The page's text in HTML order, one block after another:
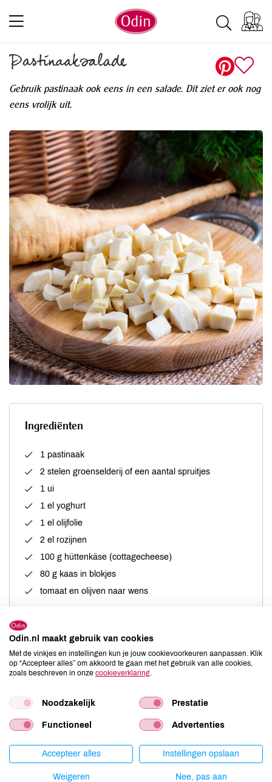
Pastinaaksalade
Gebruik pastinaak ook eens in een salade. Dit ziet er ook nog
eens vrolijk uit.
Ingrediënten
1 pastinaak
2 stelen groenselderij of een aantal spruitjes
1 ui
1 el yoghurt
1 el olijfolie
2 el rozijnen
100 g hüttenkäse (cottagecheese)
80 g kaas in blokjes
tomaat en olijven naar wens
Bereiding
schil weg.
Snij de pastinaak in blokjes en kook die in water 10
Snij de gewassen groenselderij in smalle reepjes of snij de
Odin.nl maakt gebruik van cookies
Met de vinkjes en instellingen kun je jouw cookievoorkeuren aanpassen. Klik
op “Accepteer alles” om akkoord te gaan met het gebruik van alle cookies,
zoals beschreven in onze cookieverklaring.
Noodzakelijk Prestatie
Functioneel Advertenties
Accepteer alles Instellingen opslaan
Weigeren Nee, pas aan